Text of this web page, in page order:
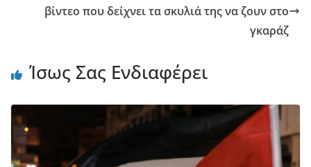
βίντεο που δείχνει τα σκυλιά της να ζουν στο
γκαράζ
Ίσως Σας Ενδιαφέρει